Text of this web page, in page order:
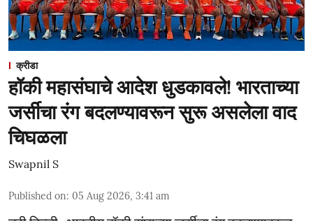
क्रीडा
हॉकी महासंघाचे आदेश धुडकावले! भारताच्या
जर्सीचा रंग बदलण्यावरून सुरू असलेला वाद
चिघळला
Swapnil S
Published on: 05 Aug 2026, 3:41 am